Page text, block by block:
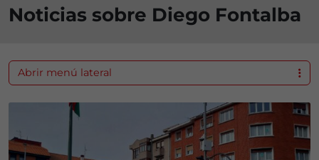
Noticias sobre Diego Fontalba
Abrir menú lateral